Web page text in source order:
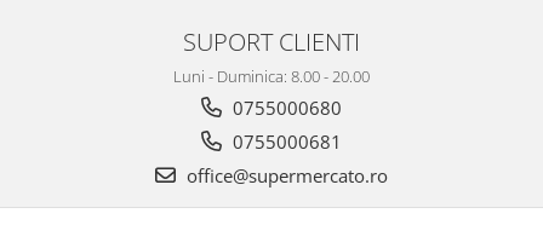
SUPORT CLIENTI
Luni - Duminica: 8.00 - 20.00
0755000680
0755000681
office@supermercato.ro